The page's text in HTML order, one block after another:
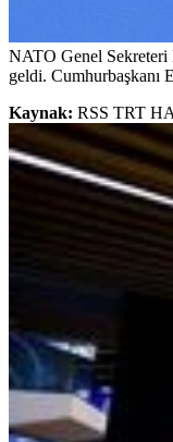
NATO Genel
geldi. Cumhurbaşkanı
Kaynak: RSS TRT